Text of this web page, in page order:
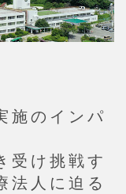
施のインパ
受け挑戦す
法人に迫る